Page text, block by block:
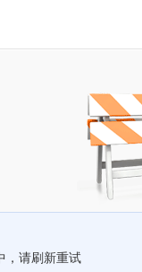
，请刷新重试